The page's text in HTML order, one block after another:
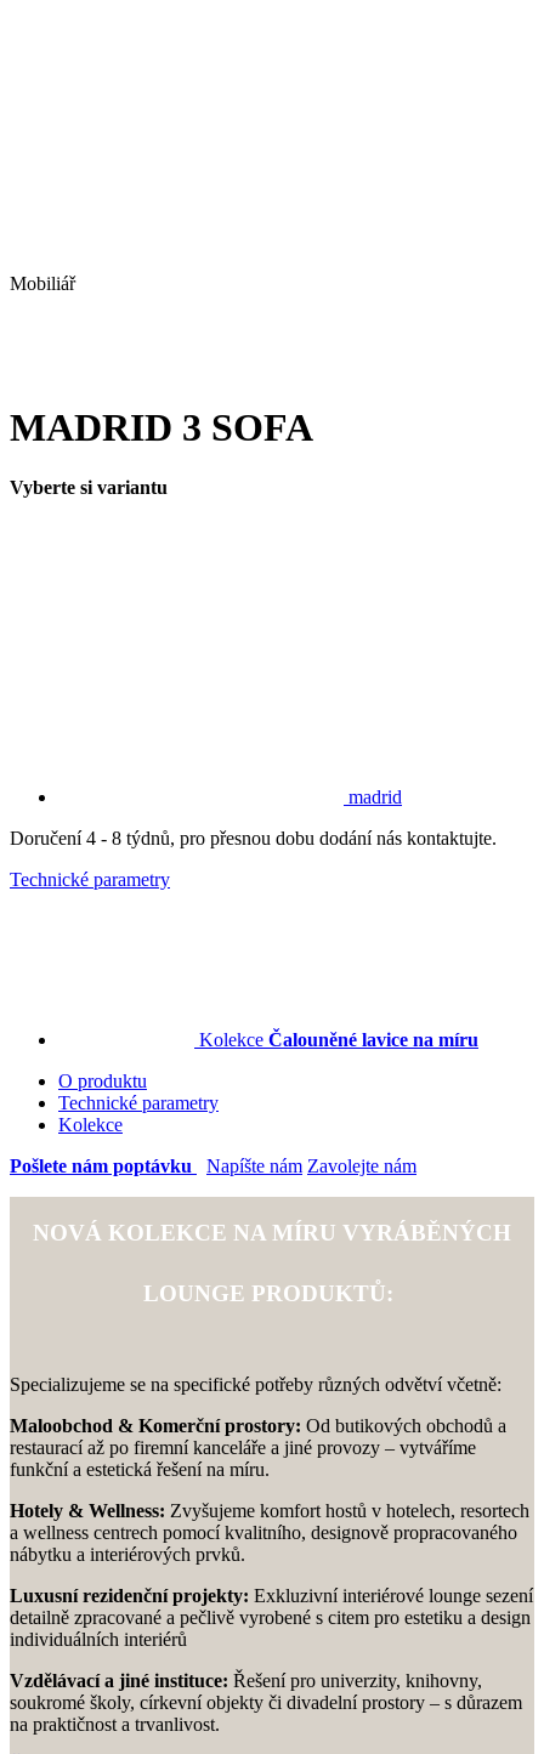
Mobiliář
MADRID 3 SOFA
Vyberte si variantu
madrid
Doručení 4 - 8 týdnů, pro přesnou dobu dodání nás kontaktujte.
Technické parametry
Kolekce Čalouněné lavice na míru
O produktu
Technické parametry
Kolekce
Pošlete nám poptávku
Napíšte nám Zavolejte nám
NOVÁ KOLEKCE NA MÍRU VYRÁBĚNÝCH
LOUNGE PRODUKTŮ:
Specializujeme se na specifické potřeby různých odvětví včetně:
Maloobchod & Komerční prostory: Od butikových obchodů a
restaurací až po firemní kanceláře a jiné provozy – vytváříme
funkční a estetická řešení na míru.
Hotely & Wellness: Zvyšujeme komfort hostů v hotelech, resortech
a wellness centrech pomocí kvalitního, designově propracovaného
nábytku a interiérových prvků.
Luxusní rezidenční projekty: Exkluzivní interiérové ​​lounge sezení
detailně zpracované a pečlivě vyrobené s citem pro estetiku a design
individuálních interiérů
Vzdělávací a jiné instituce: Řešení pro univerzity, knihovny,
soukromé školy, církevní objekty či divadelní prostory – s důrazem
na praktičnost a trvanlivost.